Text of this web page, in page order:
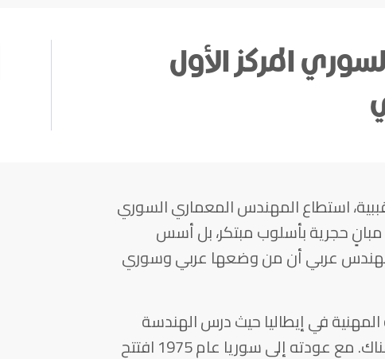
المركز الأول
استطاع المهندس المعماري السوري
حجرية بأسلوب مبتكر، بل أسس
مهندس عربي أن من وضعها عربي وسوري
في إيطاليا حيث درس الهندسة
وعمل ثمانية أعوام في هذا المجال هناك. مع عودته إلى سوريا عام 1975 افتتح